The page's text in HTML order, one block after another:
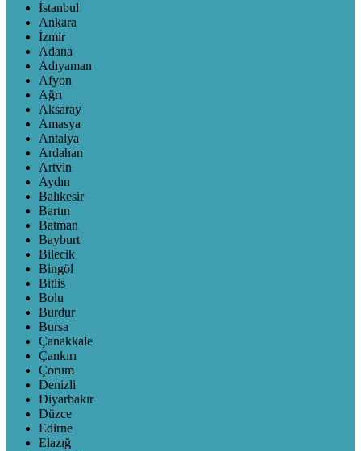
İstanbul
Ankara
İzmir
Adana
Adıyaman
Afyon
Ağrı
Aksaray
Amasya
Antalya
Ardahan
Artvin
Aydın
Balıkesir
Bartın
Batman
Bayburt
Bilecik
Bingöl
Bitlis
Bolu
Burdur
Bursa
Çanakkale
Çankırı
Çorum
Denizli
Diyarbakır
Düzce
Edirne
Elazığ